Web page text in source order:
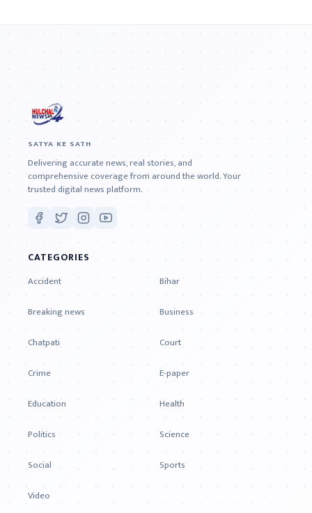
SATYA KE SATH
Delivering accurate news, real stories, and
comprehensive coverage from around the world. Your
trusted digital news platform.
CATEGORIES
Accident
Bihar
Breaking news
Business
Chatpati
Court
Crime
E-paper
Education
Health
Politics
Science
Social
Sports
Video